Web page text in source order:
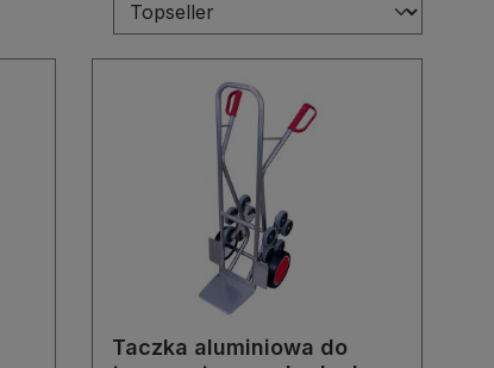
Taczka aluminiowa do